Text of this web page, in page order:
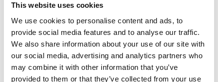
This website uses cookies
We use cookies to personalise content and ads, to
provide social media features and to analyse our traffic.
We also share information about your use of our site with
our social media, advertising and analytics partners who
may combine it with other information that you’ve
provided to them or that they’ve collected from your use
Pepe nero
PREPARAZIONE